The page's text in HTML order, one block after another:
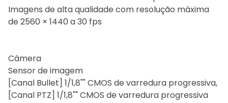
Imagens de alta qualidade com resolução máxima
de 2560 × 1440 a 30 fps
Câmera
Sensor de imagem
[Canal Bullet] 1/1,8"" CMOS de varredura progressiva,
[Canal PTZ] 1/1,8"" CMOS de varredura progressiva